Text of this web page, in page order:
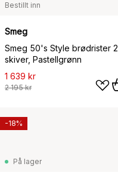
Bestillt inn
Smeg
Smeg 50's Style brødrister 2
skiver, Pastellgrønn
1 639 kr
2 195 kr
På lager
-18%